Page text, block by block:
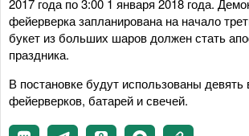
2017 года по 3:00 1 января 2018 года.
фейерверка запланирована на начало
букет из больших шаров должен стать
праздника.
В постановке будут использованы девять
фейерверков, батарей и свечей.